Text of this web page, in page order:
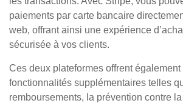
paiements par carte bancaire
web, offrant ainsi une expérience
sécurisée à vos clients.
Ces deux plateformes offrent également
fonctionnalités supplémentaires telles
remboursements, la prévention contre